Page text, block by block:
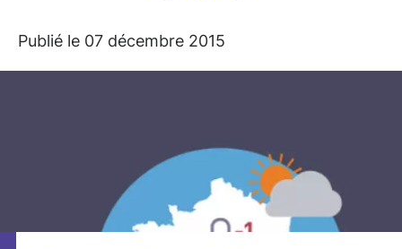
Publié le 07 décembre 2015